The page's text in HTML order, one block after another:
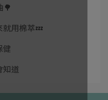
🌳
用棉萃💤
健
知道